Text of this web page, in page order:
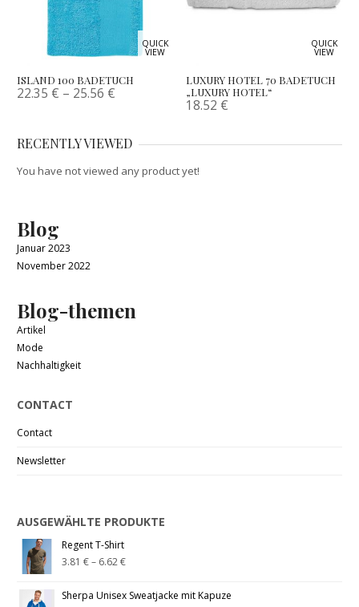
QUICK
VIEW
ISLAND 100 BADETUCH
22.35 € – 25.56 €
QUICK
VIEW
LUXURY HOTEL 70 BADETUCH
„LUXURY HOTEL“
18.52 €
RECENTLY VIEWED
You have not viewed any product yet!
Blog
Januar 2023
November 2022
Blog-themen
Artikel
Mode
Nachhaltigkeit
CONTACT
Contact
Newsletter
AUSGEWÄHLTE PRODUKTE
Regent T-Shirt
3.81€– 6.62€
Sherpa Unisex Sweatjacke mit Kapuze